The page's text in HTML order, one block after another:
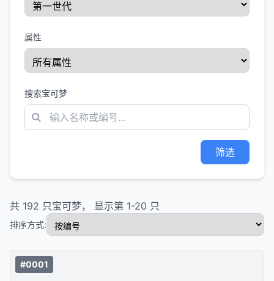
属性
搜索宝可梦
筛选
共 192 只宝可梦， 显示第 1-20 只
排序方式:
#0001